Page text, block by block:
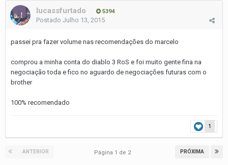
lucassfurtado 5394
Postado Julho 13, 2015
passei pra fazer volume nas recomendações do marcelo
comprou a minha conta do diablo 3 RoS e foi muito gente fina na
negociação toda e fico no aguardo de negociações futuras com o
brother
100% recomendado
1
ANTERIOR PRÓXIMA
Página 1 de 2